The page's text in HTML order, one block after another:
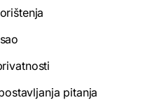
pitanja